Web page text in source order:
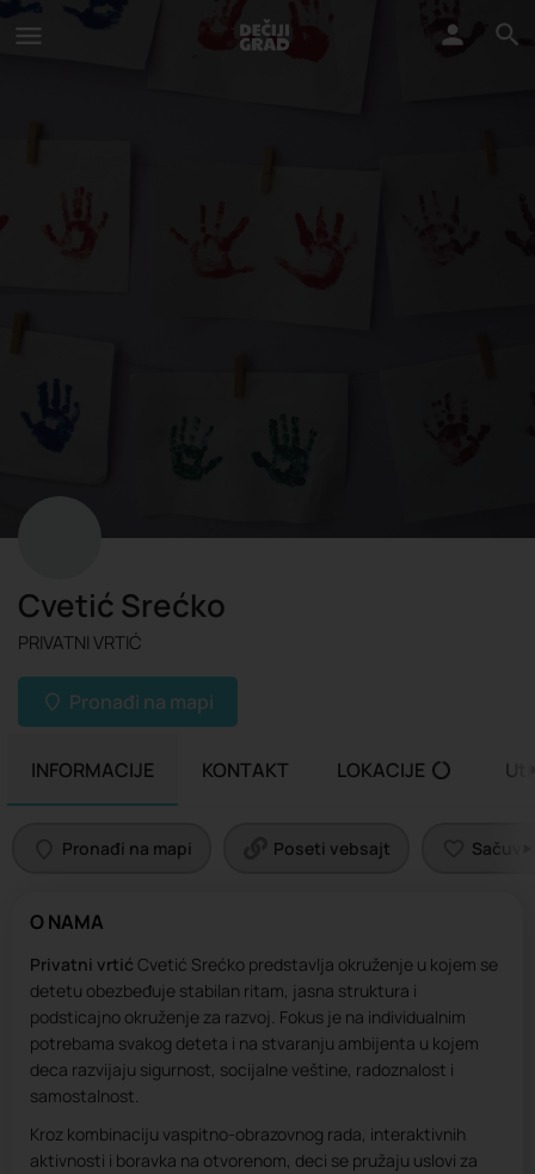
Cvetić Srećko
PRIVATNI VRTIĆ
Pronađi na mapi
INFORMACIJE KONTAKT LOKACIJE
Pronađi na mapi Poseti vebsajt
O NAMA
Privatni vrtić Cvetić Srećko predstavlja okruženje u kojem se
detetu obezbeđuje stabilan ritam, jasna struktura i
podsticajno okruženje za razvoj. Fokus je na individualnim
potrebama svakog deteta i na stvaranju ambijenta u kojem
deca razvijaju sigurnost, socijalne veštine, radoznalost i
samostalnost.
Kroz kombinaciju vaspitno-obrazovnog rada, interaktivnih
aktivnosti i boravka na otvorenom, deci se pružaju uslovi za